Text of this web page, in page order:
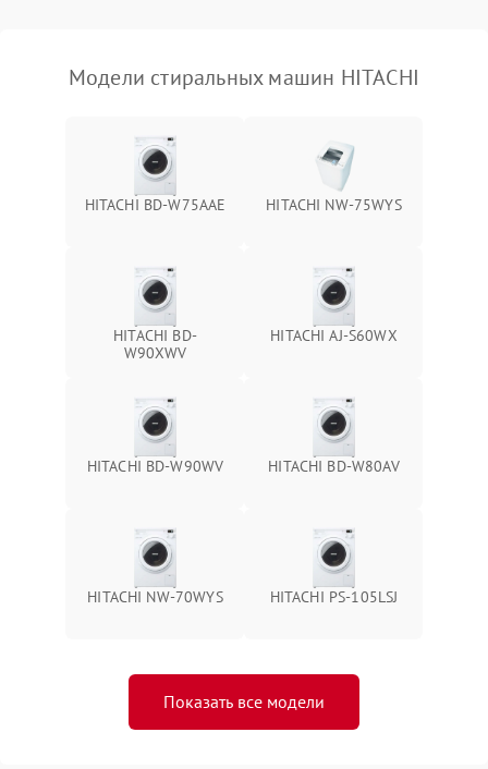
Модели стиральных машин HITACHI
HITACHI BD-W75AAE HITACHI NW-75WYS
HITACHI BD-
W90XWV
HITACHI AJ-S60WX
HITACHI BD-W90WV HITACHI BD-W80AV
HITACHI NW-70WYS HITACHI PS-105LSJ
Показать все модели